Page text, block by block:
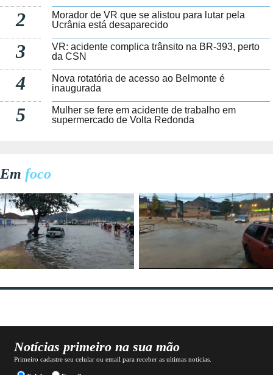
2
Morador de VR que se alistou para lutar pela
Ucrânia está desaparecido
3
VR: acidente complica trânsito na BR-393, perto
da CSN
4
Nova rotatória de acesso ao Belmonte é
inaugurada
5
Mulher se fere em acidente de trabalho em
supermercado de Volta Redonda
Em foco
Notícias primeiro na sua mão
Primeiro cadastre seu celular ou email para receber as ultimas notícias.